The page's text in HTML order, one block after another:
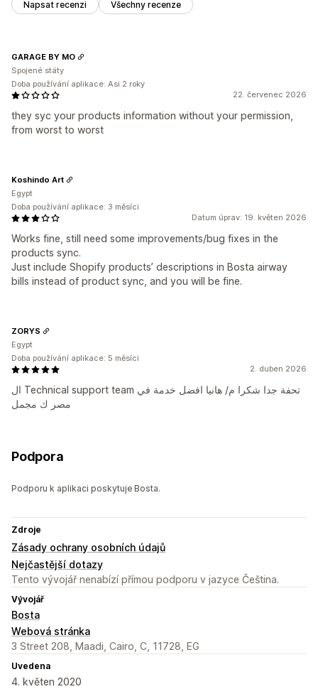
Napsat recenzi Všechny recenze
22. červenec 2026
they syc your products information without your permission,
from worst to worst
GARAGE BY MO
Spojené státy
Doba používání aplikace: Asi 2 roky
Datum úprav: 19. květen 2026
Works fine, still need some improvements/bug fixes in the
products sync.
Just include Shopify products’ descriptions in Bosta airway
bills instead of product sync, and you will be fine.
Koshindo Art
Egypt
Doba používání aplikace: 3 měsíci
2. duben 2026
ال Technical support team تحفة جدا شكرا م/ هانيا افضل خدمة في
مصر ك مجمل
ZORYS
Egypt
Doba používání aplikace: 5 měsíci
Podpora
Podporu k aplikaci poskytuje Bosta.
Zdroje
Zásady ochrany osobních údajů
Nejčastější dotazy
Tento vývojář nenabízí přímou podporu v jazyce Čeština.
Vývojář
Bosta
Webová stránka
3 Street 208, Maadi, Cairo, C, 11728, EG
Uvedena
4. květen 2020